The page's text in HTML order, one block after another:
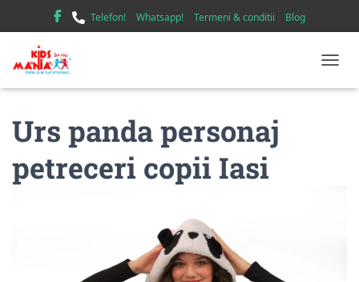
Telefon! Whatsapp! Termeni & conditii Blog
Urs panda personaj
petreceri copii Iasi